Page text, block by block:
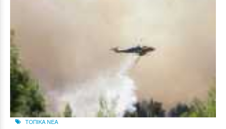
ΤΟΠΙΚΑ ΝΕΑ